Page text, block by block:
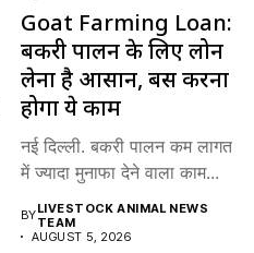
Goat Farming Loan:
बकरी पालन के लिए लोन
लेना है आसान, बस करना
होगा ये काम
नई दिल्ली. बकरी पालन कम लागत
में ज्यादा मुनाफा देने वाला काम...
BYLIVESTOCK ANIMAL NEWS
TEAM
AUGUST 5, 2026